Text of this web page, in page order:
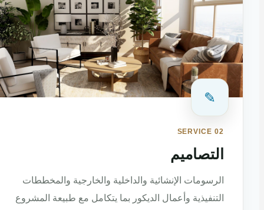
✎
SERVICE 02
التصاميم
الرسومات الإنشائية والداخلية والخارجية والمخططات
التنفيذية وأعمال الديكور بما يتكامل مع طبيعة المشروع